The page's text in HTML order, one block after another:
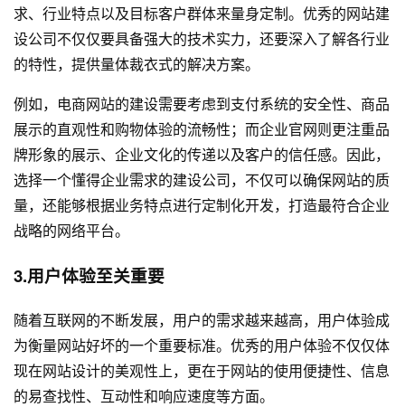
求、行业特点以及目标客户群体来量身定制。优秀的网站建
设公司不仅仅要具备强大的技术实力，还要深入了解各行业
的特性，提供量体裁衣式的解决方案。
例如，电商网站的建设需要考虑到支付系统的安全性、商品
展示的直观性和购物体验的流畅性；而企业官网则更注重品
牌形象的展示、企业文化的传递以及客户的信任感。因此，
选择一个懂得企业需求的建设公司，不仅可以确保网站的质
量，还能够根据业务特点进行定制化开发，打造最符合企业
战略的网络平台。
3.用户体验至关重要
随着互联网的不断发展，用户的需求越来越高，用户体验成
为衡量网站好坏的一个重要标准。优秀的用户体验不仅仅体
现在网站设计的美观性上，更在于网站的使用便捷性、信息
的易查找性、互动性和响应速度等方面。